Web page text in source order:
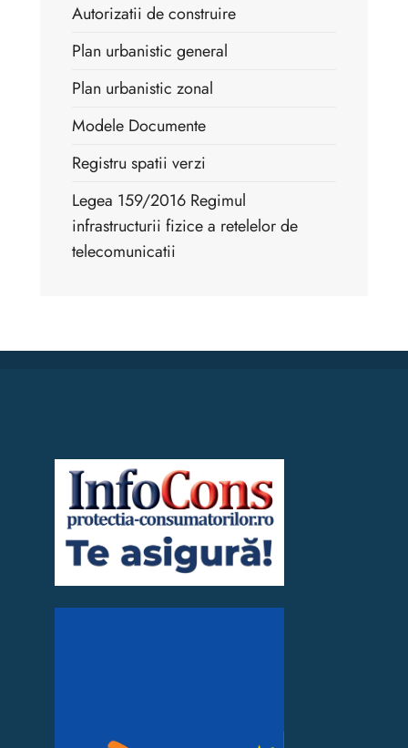
Autorizatii de construire
Plan urbanistic general
Plan urbanistic zonal
Modele Documente
Registru spatii verzi
Legea 159/2016 Regimul
infrastructurii fizice a retelelor de
telecomunicatii